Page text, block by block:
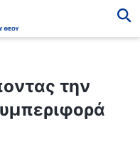
μου συμπεριφορά
την